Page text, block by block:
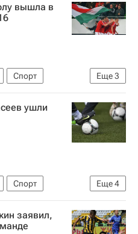
Олланд
вышла в
Еще3
Спорт
Норвегия
ушли
Еще4
Спорт
пакет
Засеев
заявил,